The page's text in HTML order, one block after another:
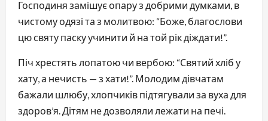
Господиня замішує опару з добрими думками, в
чистому одязі та з молитвою: “Боже, благослови
цю святу паску учинити й на той рік діждати!”.
Піч хрестять лопатою чи вербою: “Святий хліб у
хату, а нечисть — з хати!”. Молодим дівчатам
бажали шлюбу, хлопчиків підтягували за вуха для
здоров’я. Дітям не дозволяли лежати на печі.